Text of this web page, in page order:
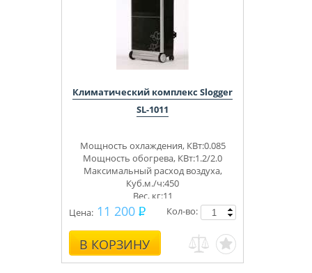
Климатический комплекс Slogger
SL-1011
Мощность охлаждения, КВт:0.085
Мощность обогрева, КВт:1.2/2.0
Максимальный расход воздуха,
Куб.м./ч:450
Вес, кг:11
Цена: 11 200
В КОРЗИНУ
Кол-во: